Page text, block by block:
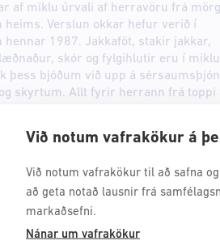
Við notum vafrakökur á
Við notum vafrakökur til að safna
að geta notað lausnir frá
markaðsefni.
Nánar um vafrakökur
af miklu úrvali af herravöru frá
heims. Verslun okkar hefur verið í
hennar 1987. Jakkaföt, stakir jakkar,
skór og fylgihlutir eru í
þess bjóðum við upp á
skyrtum. Allt fyrir herrann frá toppi
eru: Polo Ralph Lauren, Les Deux,
Jacobson, Sand Copenhagen,
Tramarossa, Golden Goose, Lloyd.
þig vel !